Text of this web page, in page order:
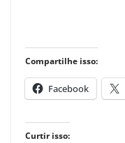
Compartilhe isso:
Facebook
Curtir isso: